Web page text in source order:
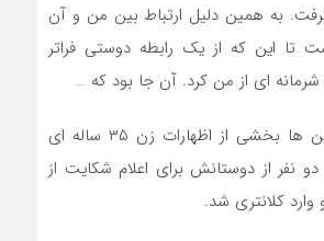
به همین دلیل ارتباط بین من و آن
تا این که از یک رابطه دوستی فراتر
ای از من کرد. آن جا بود که …
به گزارش رکنا ، این ها بخشی از اظهارات زن ۳۵ ساله ای
نفر از دوستانش برای اعلام شکایت از
وارد کلانتری شد.